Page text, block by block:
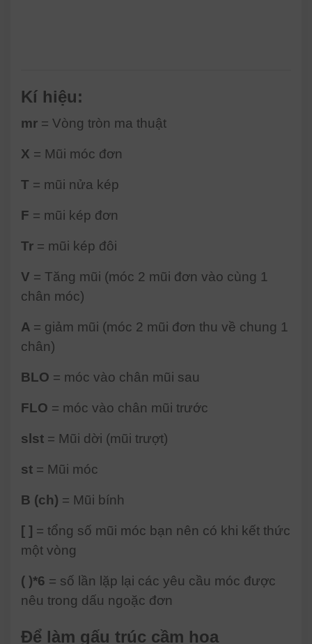
Kí hiệu:
mr = Vòng tròn ma thuật
X = Mũi móc đơn
T = mũi nửa kép
F = mũi kép đơn
Tr = mũi kép đôi
V = Tăng mũi (móc 2 mũi đơn vào cùng 1
chân móc)
A = giảm mũi (móc 2 mũi đơn thu về chung 1
chân)
BLO = móc vào chân mũi sau
FLO = móc vào chân mũi trước
slst = Mũi dời (mũi trượt)
st = Mũi móc
B (ch) = Mũi bính
[ ] = tổng số mũi móc bạn nên có khi kết thức
một vòng
( )*6 = số lần lặp lại các yêu cầu móc được
nêu trong dấu ngoặc đơn
Để làm gấu trúc cầm hoa